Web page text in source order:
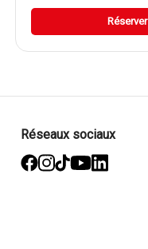
Réserver
Réseaux sociaux
facebook
Instagram
TikTokYouTube
Linked